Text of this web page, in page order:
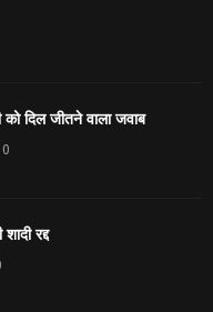
को दिल जीतने वाला जवाब
0
रद्द